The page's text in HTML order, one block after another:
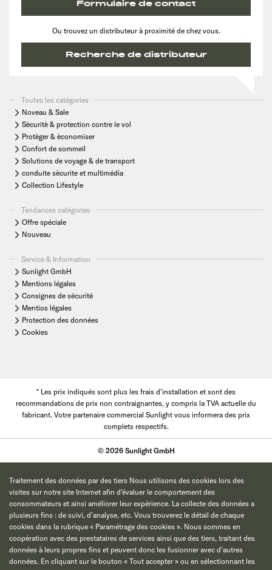
Formulaire de contact
Ou trouvez un distributeur à proximité de chez vous.
Recherche de distributeur
Toutes les catégories
Noveau & Sale
Sècuritè & protection contre le vol
Protèger & èconomiser
Confort de sommeil
Solutions de voyage & de transport
conduite sècurite et multimédia
Collection Lifestyle
Tendances catégories
Offre spéciale
Nouveau
Service & Information
Sunlight GmbH
Mentions légales
Consignes de sécurité
Mentios légales
Protection des données
Cookies
* Les prix indiqués sont plus les frais d'installation et sont des
recommandations de prix non contraignantes, y compris la TVA actuelle du
fabricant. Votre partenaire commercial Sunlight vous informera des prix
complets respectifs.
© 2026 Sunlight GmbH
Traitement des données par des tiers Nous utilisons des cookies lors des
visites sur notre site Internet afin d’évaluer le comportement des
consommateurs et ainsi améliorer leur expérience. La collecte des données a
plusieurs fins : de suivi, d’analyse, etc. Vous trouverez le détail de chaque
cookies dans la rubrique « Paramétrage des cookies ». Nous sommes en
coopération avec des prestataires de services ainsi que des tiers, traitant des
données à leurs propres fins et peuvent donc les fusionner avec d’autres
données. En cliquant sur le bouton « Tout accepter » ou en sélectionnant les